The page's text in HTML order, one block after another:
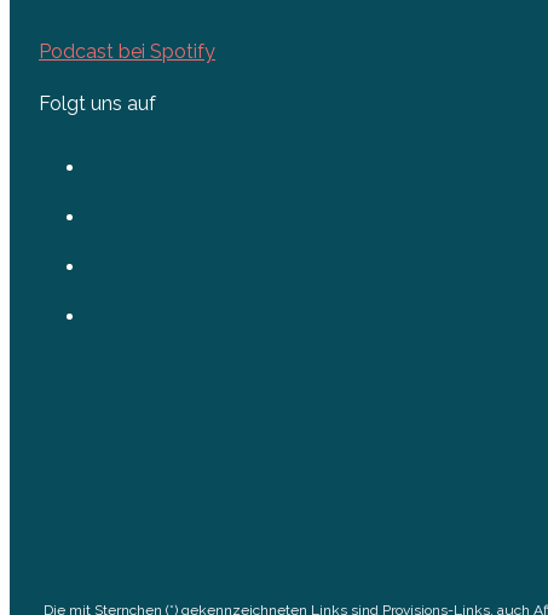
Podcast bei Spotify
Folgt uns auf
Die mit Sternchen (*) gekennzeichneten Links sind Provisions-Links,